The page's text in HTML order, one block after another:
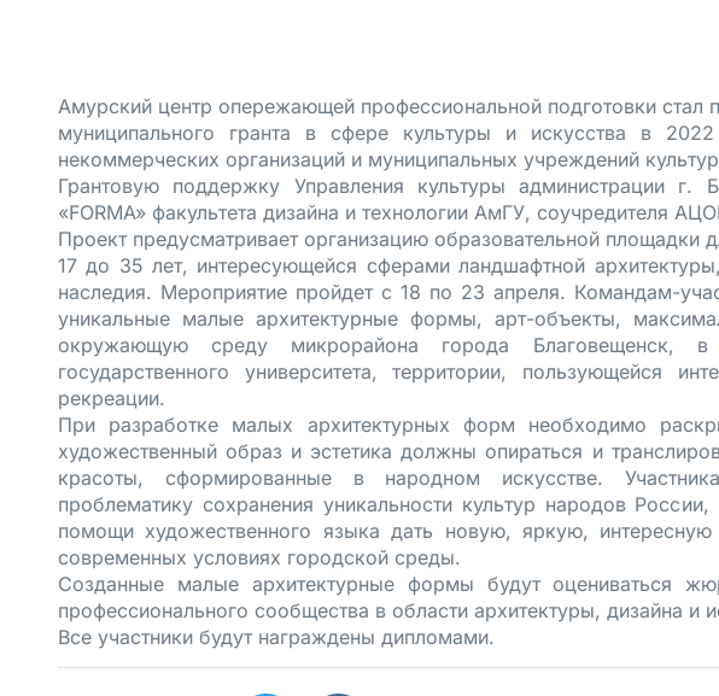
Амурский центр опережающей профессиональной подготовки стал
муниципального гранта в сфере культуры и искусства в
некоммерческих организаций и муниципальных учреждений
Грантовую поддержку Управления культуры администрации г.
«FОRMA» факультета дизайна и технологии АмГУ, соучредителя
Проект предусматривает организацию образовательной площадки
17 до 35 лет, интересующейся сферами ландшафтной
наследия. Мероприятие пройдет с 18 по 23 апреля. Командам-
уникальные малые архитектурные формы, арт-объекты,
окружающую среду микрорайона города Благовещенск, в
государственного университета, территории, пользующейся
рекреации.
При разработке малых архитектурных форм необходимо
художественный образ и эстетика должны опираться и
красоты, сформированные в народном искусстве.
проблематику сохранения уникальности культур народов
помощи художественного языка дать новую, яркую,
современных условиях городской среды.
Созданные малые архитектурные формы будут оцениваться
профессионального сообщества в области архитектуры, дизайна и
Все участники будут награждены дипломами.